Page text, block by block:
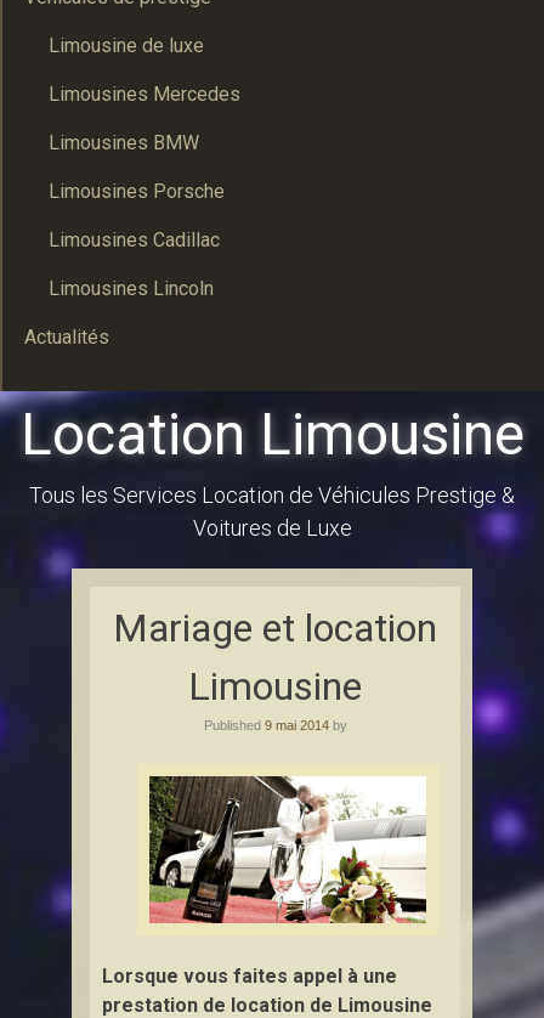
Limousine de luxe
Limousines Mercedes
Limousines BMW
Limousines Porsche
Limousines Cadillac
Limousines Lincoln
Actualités
Location Limousine
Tous les Services Location de Véhicules Prestige &
Voitures de Luxe
Mariage et location
Limousine
Published 9 mai 2014by
Lorsque vous faites appel à une
prestation de location de Limousine